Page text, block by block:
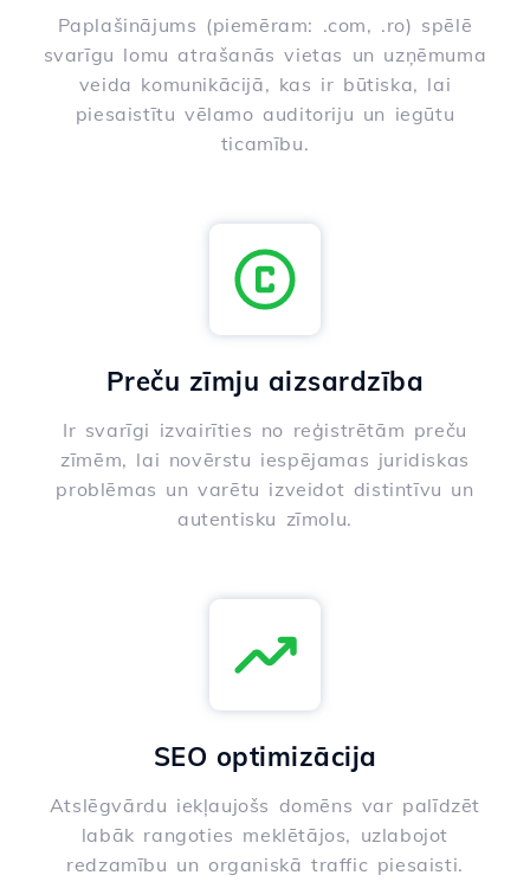
Paplašinājums (piemēram: .com, .ro) spēlē
svarīgu lomu atrašanās vietas un uzņēmuma
veida komunikācijā, kas ir būtiska, lai
piesaistītu vēlamo auditoriju un iegūtu
ticamību.
Preču zīmju aizsardzība
Ir svarīgi izvairīties no reģistrētām preču
zīmēm, lai novērstu iespējamas juridiskas
problēmas un varētu izveidot distintīvu un
autentisku zīmolu.
SEO optimizācija
Atslēgvārdu iekļaujošs domēns var palīdzēt
labāk rangoties meklētājos, uzlabojot
redzamību un organiskā traffic piesaisti.